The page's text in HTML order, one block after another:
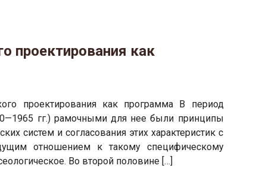
проектирования как
проектирования как программа В период
гг.) рамочными для нее были принципы
систем и согласования этих характеристик с
отношением к такому специфическому
Во второй половине […]